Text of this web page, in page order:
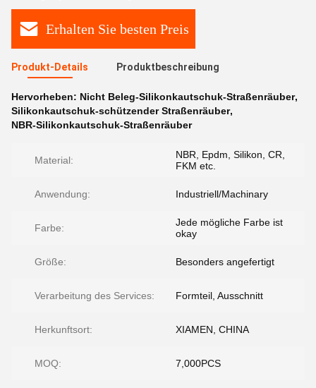
Erhalten Sie besten Preis
Produkt-Details Produktbeschreibung
Hervorheben: Nicht Beleg-Silikonkautschuk-Straßenräuber,
Silikonkautschuk-schützender Straßenräuber,
NBR-Silikonkautschuk-Straßenräuber
Material:
NBR, Epdm, Silikon, CR,
FKM etc.
Anwendung: Industriell/Machinary
Farbe:
Jede mögliche Farbe ist
okay
Größe: Besonders angefertigt
Verarbeitung des Services: Formteil, Ausschnitt
Herkunftsort: XIAMEN, CHINA
MOQ: 7,000PCS